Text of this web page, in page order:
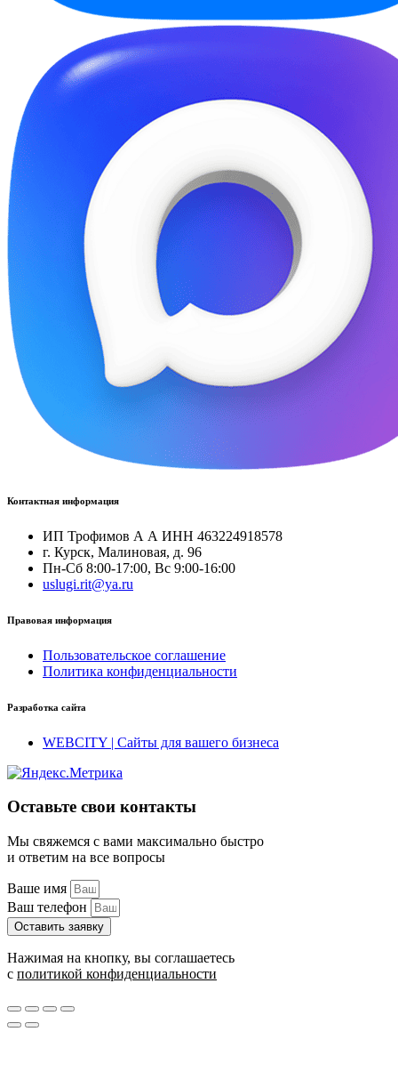
Контактная информация
ИП Трофимов А А ИНН 463224918578
г. Курск, Малиновая, д. 96
Пн-Сб 8:00-17:00, Вс 9:00-16:00
uslugi.rit@ya.ru
Правовая информация
Пользовательское соглашение
Политика конфиденциальности
Разработка сайта
WEBCITY | Сайты для вашего бизнеса
Оставьте свои контакты
Мы свяжемся с вами максимально быстро
и ответим на все вопросы
Ваше имя
Ваш телефон
Оставить заявку
Нажимая на кнопку, вы соглашаетесь
с политикой конфиденциальности